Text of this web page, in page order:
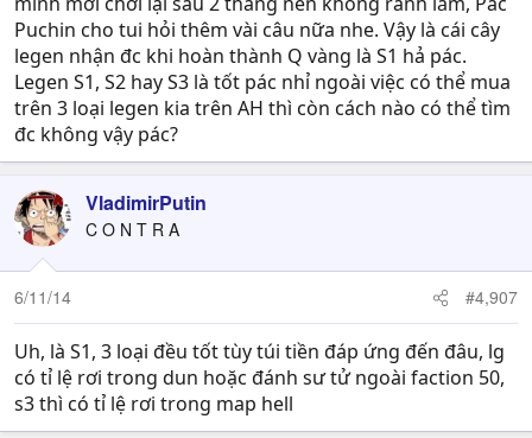
Puchin cho tui hỏi thêm vài câu nữa nhe. Vậy là cái cây
legen nhận đc khi hoàn thành Q vàng là S1 hả pác.
Legen S1, S2 hay S3 là tốt pác nhỉ ngoài việc có thể mua
trên 3 loại legen kia trên AH thì còn cách nào có thể tìm
đc không vậy pác?
VladimirPutin
C O N T R A
6/11/14 #4,907
Uh, là S1, 3 loại đều tốt tùy túi tiền đáp ứng đến đâu, lg
có tỉ lệ rơi trong dun hoặc đánh sư tử ngoài faction 50,
s3 thì có tỉ lệ rơi trong map hell